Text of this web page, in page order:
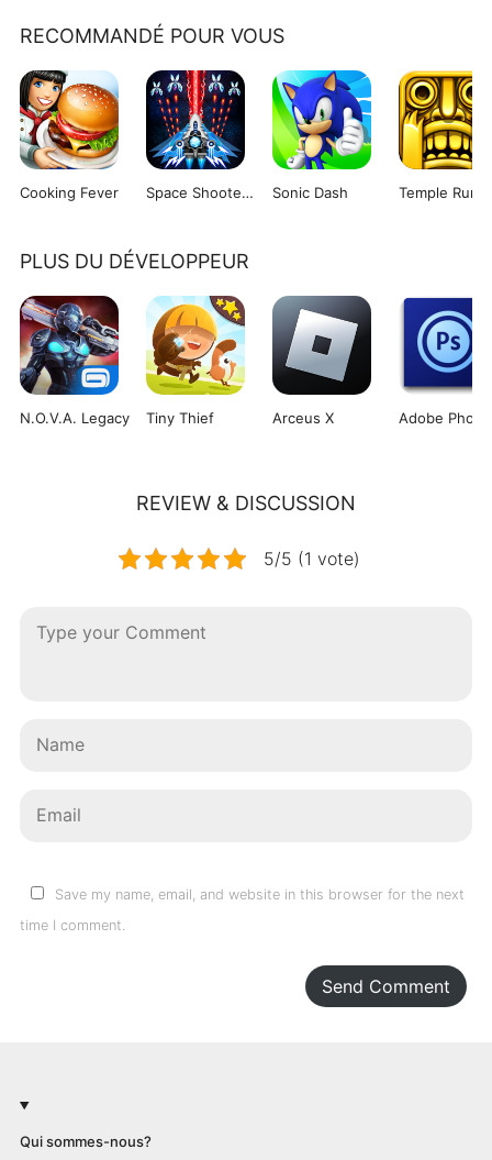
RECOMMANDÉ POUR VOUS
Cooking Fever Space Shooter: Galaxy Attack Sonic Dash Temple Run
PLUS DU DÉVELOPPEUR
N.O.V.A. Legacy Tiny Thief Arceus X
REVIEW & DISCUSSION
5/5 (1 vote)
Save my name, email, and website in this browser for the next
time I comment.
Send Comment
Qui sommes-nous?